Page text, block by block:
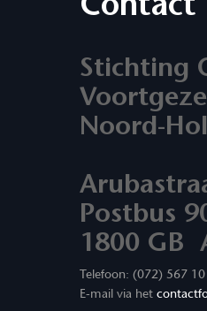
Stichting
Noord-
Postbus
1800 GB
Telefoon: (072) 567
E-mail via het